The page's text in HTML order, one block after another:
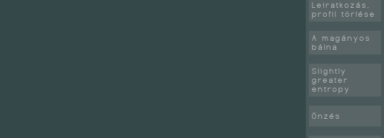
Leiratkozás,
profil törlése
A magányos
bálna
Slightly
greater
entropy
Önzés